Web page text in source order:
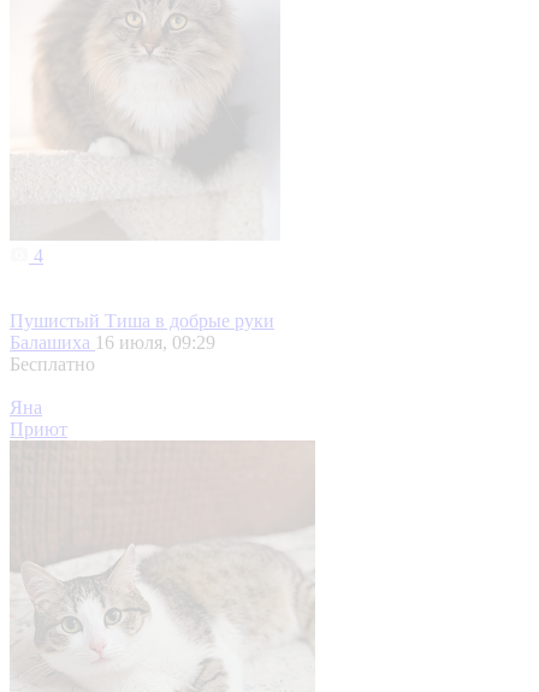
4
Пушистый Тиша в добрые руки
Балашиха 16 июля, 09:29
Бесплатно
Яна
Приют